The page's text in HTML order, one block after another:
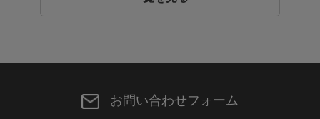
お問い合わせフォーム